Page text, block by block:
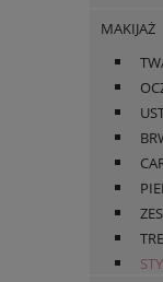
MAKIJAŻ